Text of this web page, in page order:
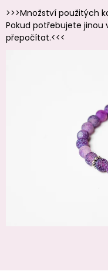
>>>Množství použitých
Pokud potřebujete jinou
přepočítat.<<<